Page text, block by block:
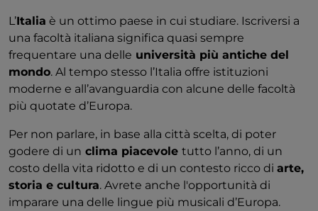
L’Italia è un ottimo paese in cui studiare. Iscriversi a
una facoltà italiana significa quasi sempre
frequentare una delle università più antiche del
mondo. Al tempo stesso l’Italia offre istituzioni
moderne e all’avanguardia con alcune delle facoltà
più quotate d’Europa.
Per non parlare, in base alla città scelta, di poter
godere di un clima piacevole tutto l’anno, di un
costo della vita ridotto e di un contesto ricco di arte,
storia e cultura. Avrete anche l'opportunità di
imparare una delle lingue più musicali d’Europa.